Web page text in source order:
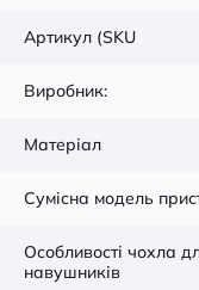
Артикул (SKU
Виробник:
Матеріал
Сумісна модель
Особливості чохла
навушників